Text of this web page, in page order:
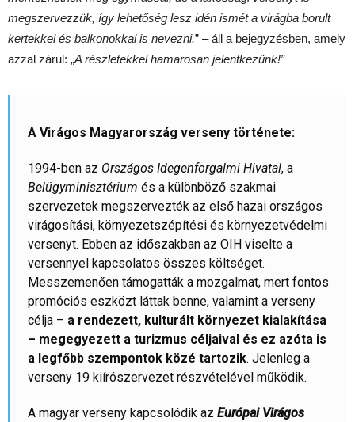
megszervezzük, így lehetőség lesz idén ismét a virágba borult
kertekkel és balkonokkal is nevezni.” – áll a bejegyzésben, amely
azzal zárul: „A részletekkel hamarosan jelentkezünk!”
A Virágos Magyarország verseny története:
1994-ben az Országos Idegenforgalmi Hivatal, a
Belügyminisztérium és a különböző szakmai
szervezetek megszervezték az első hazai országos
virágosítási, környezetszépítési és környezetvédelmi
versenyt. Ebben az időszakban az OIH viselte a
versennyel kapcsolatos összes költséget.
Messzemenően támogatták a mozgalmat, mert fontos
promóciós eszközt láttak benne, valamint a verseny
célja – a rendezett, kulturált környezet kialakítása
– megegyezett a turizmus céljaival és ez azóta is
a legfőbb szempontok közé tartozik. Jelenleg a
verseny 19 kiírószervezet részvételével működik.
A magyar verseny kapcsolódik az Európai Virágos